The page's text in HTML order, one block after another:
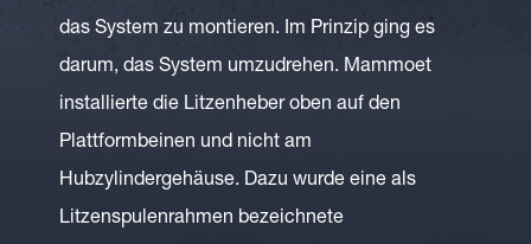
das System zu montieren. Im Prinzip ging es
darum, das System umzudrehen. Mammoet
installierte die Litzenheber oben auf den
Plattformbeinen und nicht am
Hubzylindergehäuse. Dazu wurde eine als
Litzenspulenrahmen bezeichnete